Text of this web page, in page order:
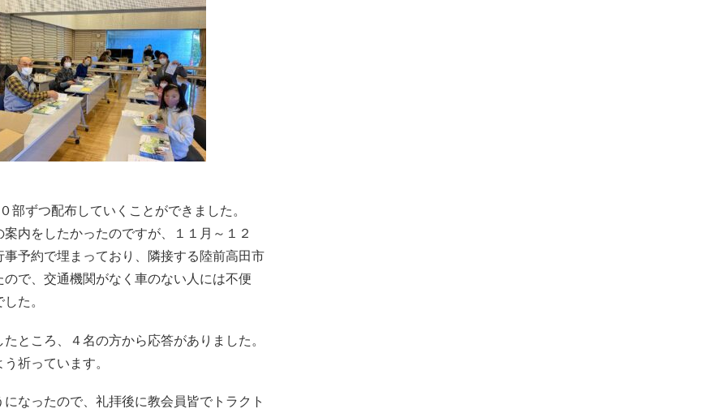
部ずつ配布していくことができました。
内をしたかったのですが、１１月～１２
予約で埋まっており、隣接する陸前高田市
で、交通機関がなく車のない人には不便
た。
ところ、４名の方から応答がありました。
祈っています。
なったので、礼拝後に教会員皆でトラクト